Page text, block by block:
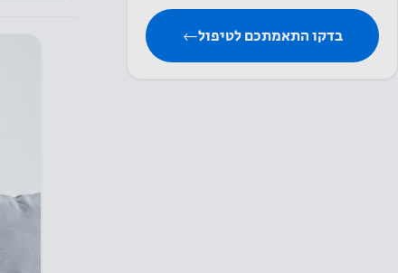
בדקו התאמתכם לטיפול←